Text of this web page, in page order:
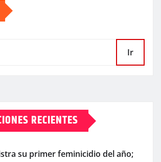
Ir
RECIENTES
su primer feminicidio del año;